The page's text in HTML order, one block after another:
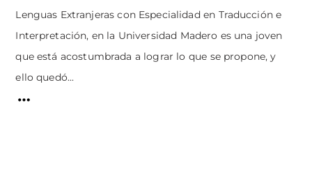
Lenguas Extranjeras con Especialidad en Traducción e
Interpretación, en la Universidad Madero es una joven
que está acostumbrada a lograr lo que se propone, y
ello quedó...